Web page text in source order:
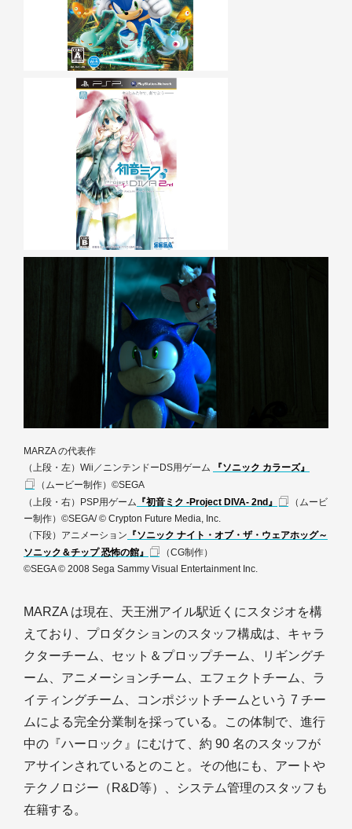
MARZA の代表作
（上段・左）Wii／ニンテンドーDS用ゲーム
『ソニック カラーズ』
（ムービー制作） ©SEGA
（上段・右）PSP用ゲーム 『初音ミク -Project DIVA- 2nd』
（ムービ
ー制作） ©SEGA/ © Crypton Future Media, Inc.
（下段）アニメーション 『ソニック ナイト・オブ・ザ・ウェアホッグ～
ソニック＆チップ 恐怖の館』
（CG制作）
©SEGA © 2008 Sega Sammy Visual Entertainment Inc.
MARZA は現在、天王洲アイル駅近くにスタジオを構
えており、プロダクションのスタッフ構成は、キャラ
クターチーム、セット＆プロップチーム、リギングチ
ーム、アニメーションチーム、エフェクトチーム、ラ
イティングチーム、コンポジットチームという 7 チー
ムによる完全分業制を採っている。この体制で、進行
中の『ハーロック』にむけて、約 90 名のスタッフが
アサインされているとのこと。その他にも、アートや
テクノロジー（R&D等）、システム管理のスタッフも
在籍する。